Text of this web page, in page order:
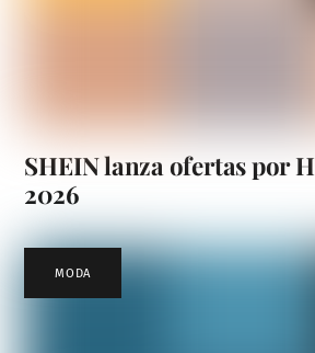
SHEIN lanza ofertas por
2026
MODA